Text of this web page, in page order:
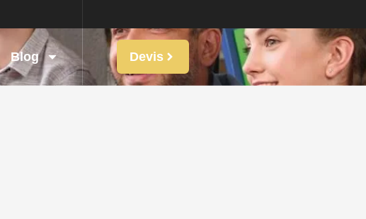
Blog Devis